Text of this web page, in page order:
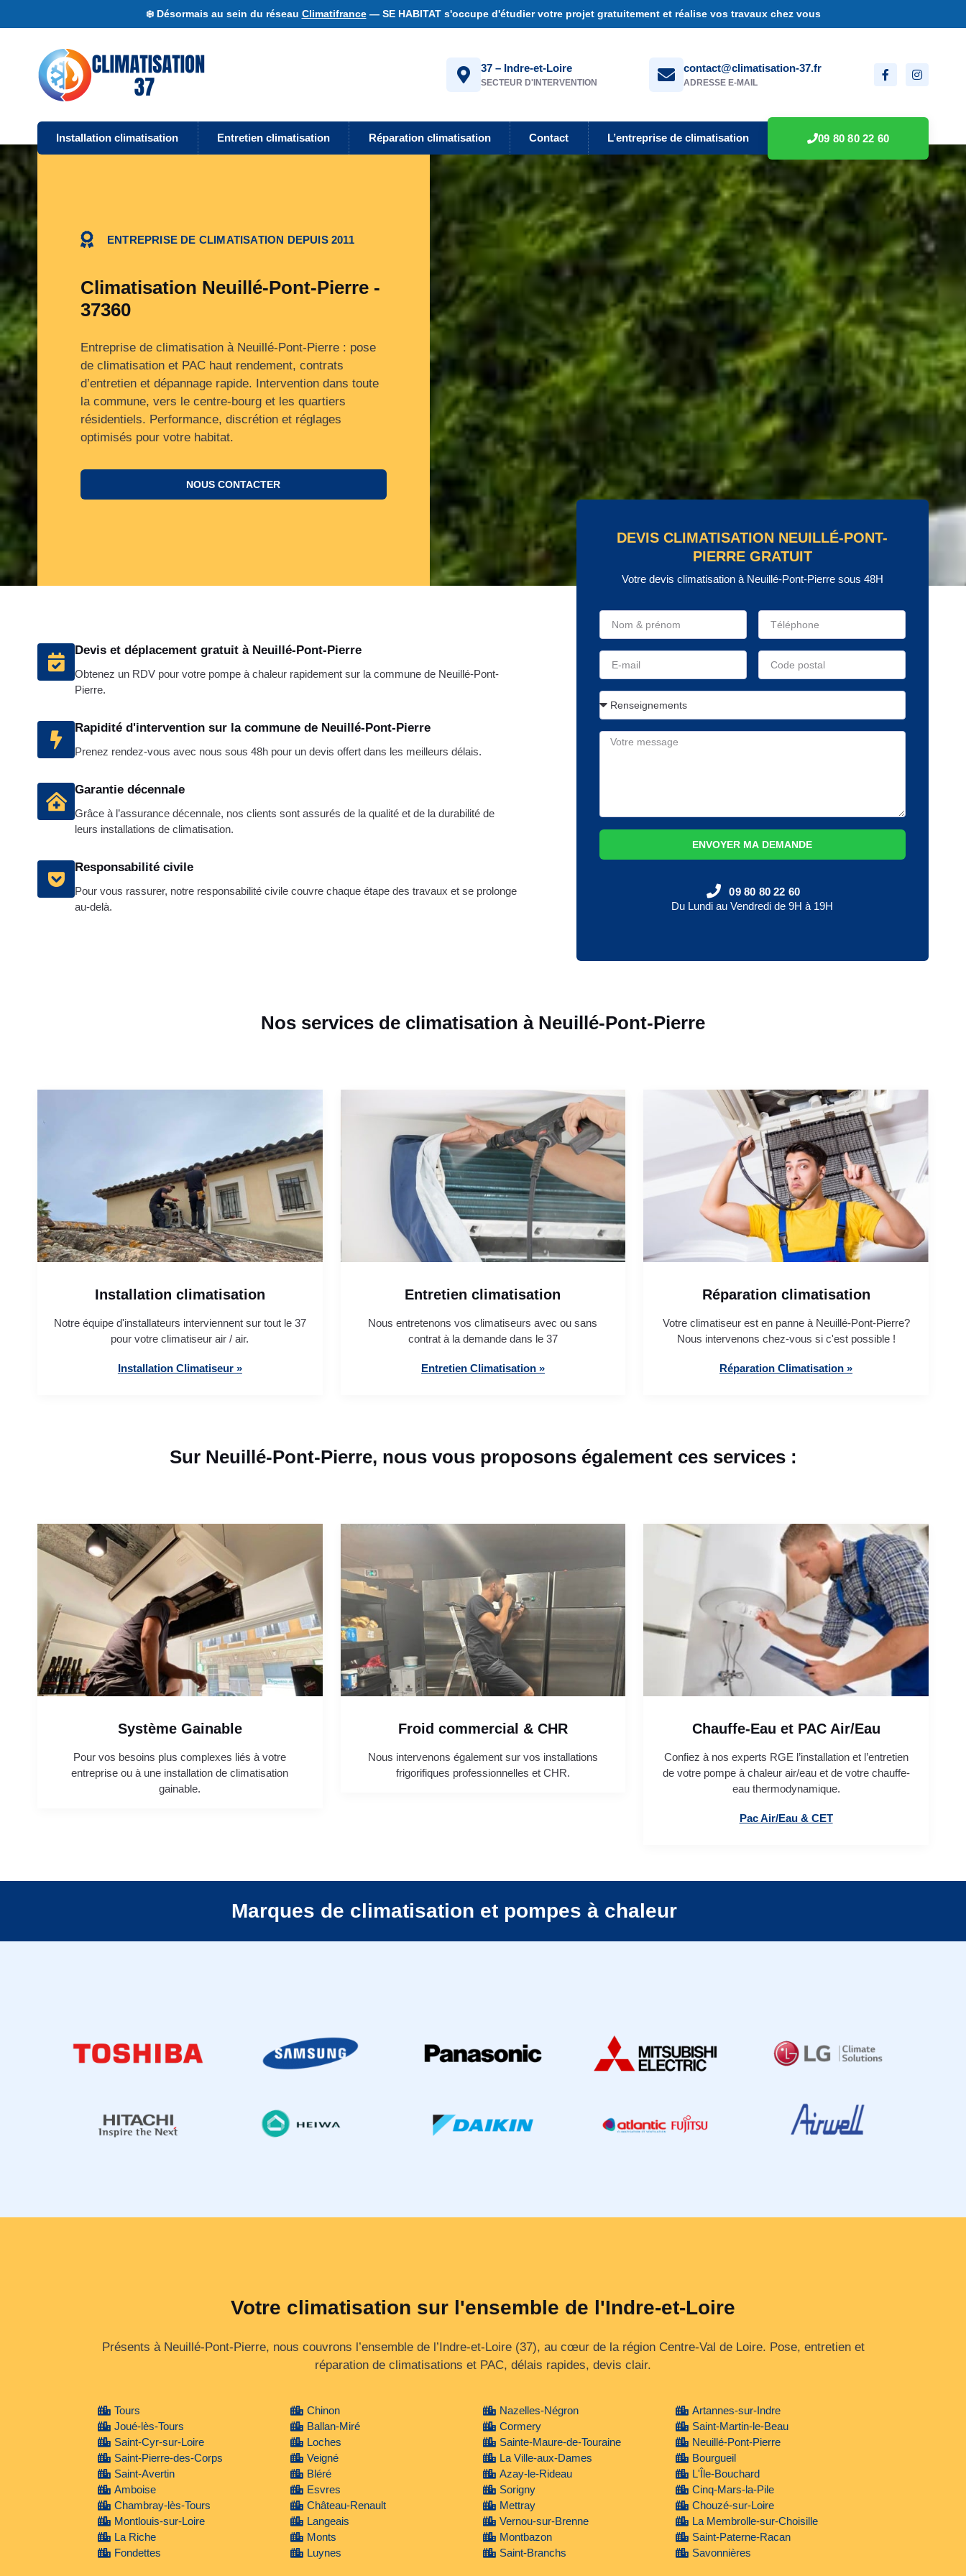
❄️ Désormais au sein du réseau Climatifrance— SE HABITAT s'occupe d'étudier votre projet gratuitement et réalise vos travaux chez vous
37 – Indre-et-Loire
SECTEUR D'INTERVENTION
contact@climatisation-37.fr
ADRESSE E-MAIL
Installation climatisation Entretien climatisation Réparation climatisation Contact L’entreprise de climatisation 09 80 80 22 60
ENTREPRISE DE CLIMATISATION DEPUIS 2011
Climatisation Neuillé-Pont-Pierre -
37360
Entreprise de climatisation à Neuillé-Pont-Pierre : pose
de climatisation et PAC haut rendement, contrats
d’entretien et dépannage rapide. Intervention dans toute
la commune, vers le centre‑bourg et les quartiers
résidentiels. Performance, discrétion et réglages
optimisés pour votre habitat.
NOUS CONTACTER
Devis et déplacement gratuit à Neuillé-Pont-Pierre
Obtenez un RDV pour votre pompe à chaleur rapidement sur la commune de Neuillé-Pont-
Pierre.
Rapidité d'intervention sur la commune de Neuillé-Pont-Pierre
Prenez rendez-vous avec nous sous 48h pour un devis offert dans les meilleurs délais.
Garantie décennale
Grâce à l’assurance décennale, nos clients sont assurés de la qualité et de la durabilité de
leurs installations de climatisation.
Responsabilité civile
Pour vous rassurer, notre responsabilité civile couvre chaque étape des travaux et se prolonge
au-delà.
DEVIS CLIMATISATION NEUILLÉ-PONT-
PIERRE GRATUIT
Votre devis climatisation à Neuillé-Pont-Pierre sous 48H
ENVOYER MA DEMANDE
09 80 80 22 60
Du Lundi au Vendredi de 9H à 19H
Nos services de climatisation à Neuillé-Pont-Pierre
Installation climatisation
Notre équipe d'installateurs interviennent sur tout le 37
pour votre climatiseur air / air.
Installation Climatiseur »
Entretien climatisation
Nous entretenons vos climatiseurs avec ou sans
contrat à la demande dans le 37
Entretien Climatisation »
Réparation climatisation
Votre climatiseur est en panne à Neuillé-Pont-Pierre?
Nous intervenons chez-vous si c'est possible !
Réparation Climatisation »
Sur Neuillé-Pont-Pierre, nous vous proposons également ces services :
Système Gainable
Pour vos besoins plus complexes liés à votre
entreprise ou à une installation de climatisation
gainable.
Froid commercial & CHR
Nous intervenons également sur vos installations
frigorifiques professionnelles et CHR.
Chauffe-Eau et PAC Air/Eau
Confiez à nos experts RGE l’installation et l’entretien
de votre pompe à chaleur air/eau et de votre chauffe-
eau thermodynamique.
Pac Air/Eau & CET
Marques de climatisation et pompes à chaleur
Votre climatisation sur l'ensemble de l'Indre-et-Loire
Présents à Neuillé-Pont-Pierre, nous couvrons l’ensemble de l’Indre‑et‑Loire (37), au cœur de la région Centre‑Val de Loire. Pose, entretien et
réparation de climatisations et PAC, délais rapides, devis clair.
Tours
Joué-lès-Tours
Saint-Cyr-sur-Loire
Saint-Pierre-des-Corps
Saint-Avertin
Amboise
Chambray-lès-Tours
Montlouis-sur-Loire
La Riche
Fondettes
Chinon
Ballan-Miré
Loches
Veigné
Bléré
Esvres
Château-Renault
Langeais
Monts
Luynes
Nazelles-Négron
Cormery
Sainte-Maure-de-Touraine
La Ville-aux-Dames
Azay-le-Rideau
Sorigny
Mettray
Vernou-sur-Brenne
Montbazon
Saint-Branchs
Artannes-sur-Indre
Saint-Martin-le-Beau
Neuillé-Pont-Pierre
Bourgueil
L'Île-Bouchard
Cinq-Mars-la-Pile
Chouzé-sur-Loire
La Membrolle-sur-Choisille
Saint-Paterne-Racan
Savonnières